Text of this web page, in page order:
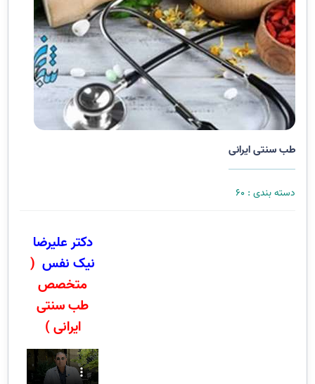
طب سنتی ایرانی
دسته بندی :‌ 60
دکتر علیرضا
نیک نفس (
متخصص
طب سنتی
ایرانی )